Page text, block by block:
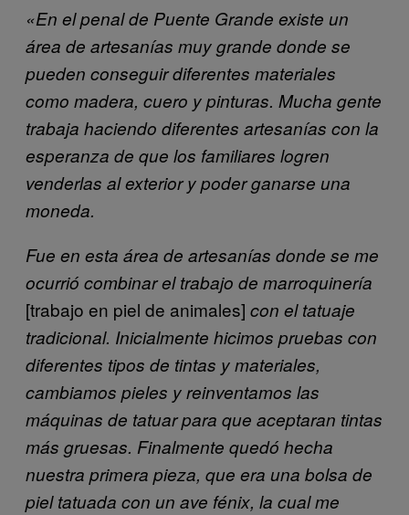
«En el penal de Puente Grande existe un
área de artesanías muy grande donde se
pueden conseguir diferentes materiales
como madera, cuero y pinturas. Mucha gente
trabaja haciendo diferentes artesanías con la
esperanza de que los familiares logren
venderlas al exterior y poder ganarse una
moneda.
Fue en esta área de artesanías donde se me
ocurrió combinar el trabajo de marroquinería
[trabajo en piel de animales] con el tatuaje
tradicional. Inicialmente hicimos pruebas con
diferentes tipos de tintas y materiales,
cambiamos pieles y reinventamos las
máquinas de tatuar para que aceptaran tintas
más gruesas. Finalmente quedó hecha
nuestra primera pieza, que era una bolsa de
piel tatuada con un ave fénix, la cual me